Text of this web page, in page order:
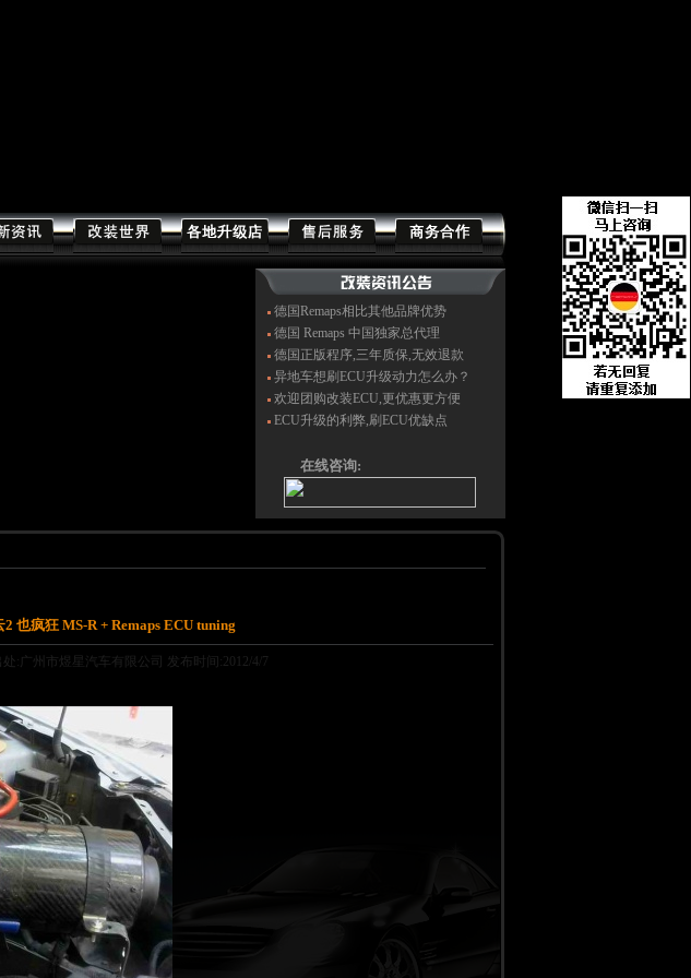
德国Remaps相比其他品牌优势
德国 Remaps 中国独家总代理
德国正版程序,三年质保,无效退款
异地车想刷ECU升级动力怎么办？
欢迎团购改装ECU,更优惠更方便
ECU升级的利弊,刷ECU优缺点
在线咨询:
也疯狂 MS-R + Remaps ECU tuning
处:广州市煜星汽车有限公司 发布时间:2012/4/7